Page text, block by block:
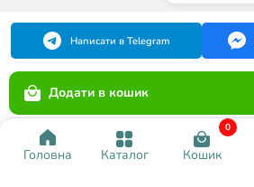
Головна Каталог Кошик
0
Додати в кошик
Написати в Telegram